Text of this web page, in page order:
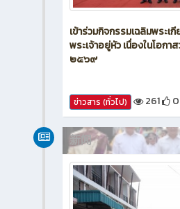
เข้าร่วมกิจกรรมเฉลิมพระเ
พระเจ้าอยู่หัว เนื่องในโอก
๒๕๖๙
ข่าวสาร (ทั่วไป) 261 0
新闻